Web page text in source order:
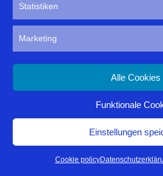
Statistiken
Marketing
Alle Cookies
Funktionale
Einstellungen
Cookie policy